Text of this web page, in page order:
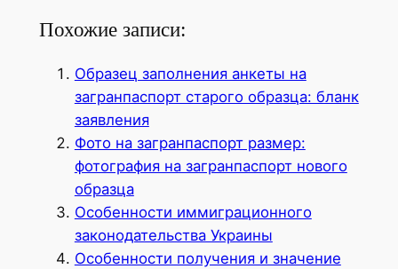
Похожие записи:
Образец заполнения анкеты на
загранпаспорт старого образца: бланк
заявления
Фото на загранпаспорт размер:
фотография на загранпаспорт нового
образца
Особенности иммиграционного
законодательства Украины
Особенности получения и значение